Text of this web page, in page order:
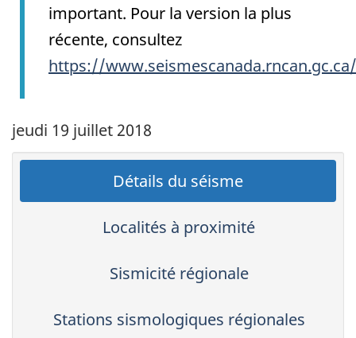
important. Pour la version la plus
récente, consultez
https://
jeudi 19 juillet 2018
Détails du séisme
Localités à proximité
Sismicité régionale
Stations sismologiques régionales